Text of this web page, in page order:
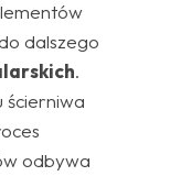
dalszego
.
ścierniwa
odbywa